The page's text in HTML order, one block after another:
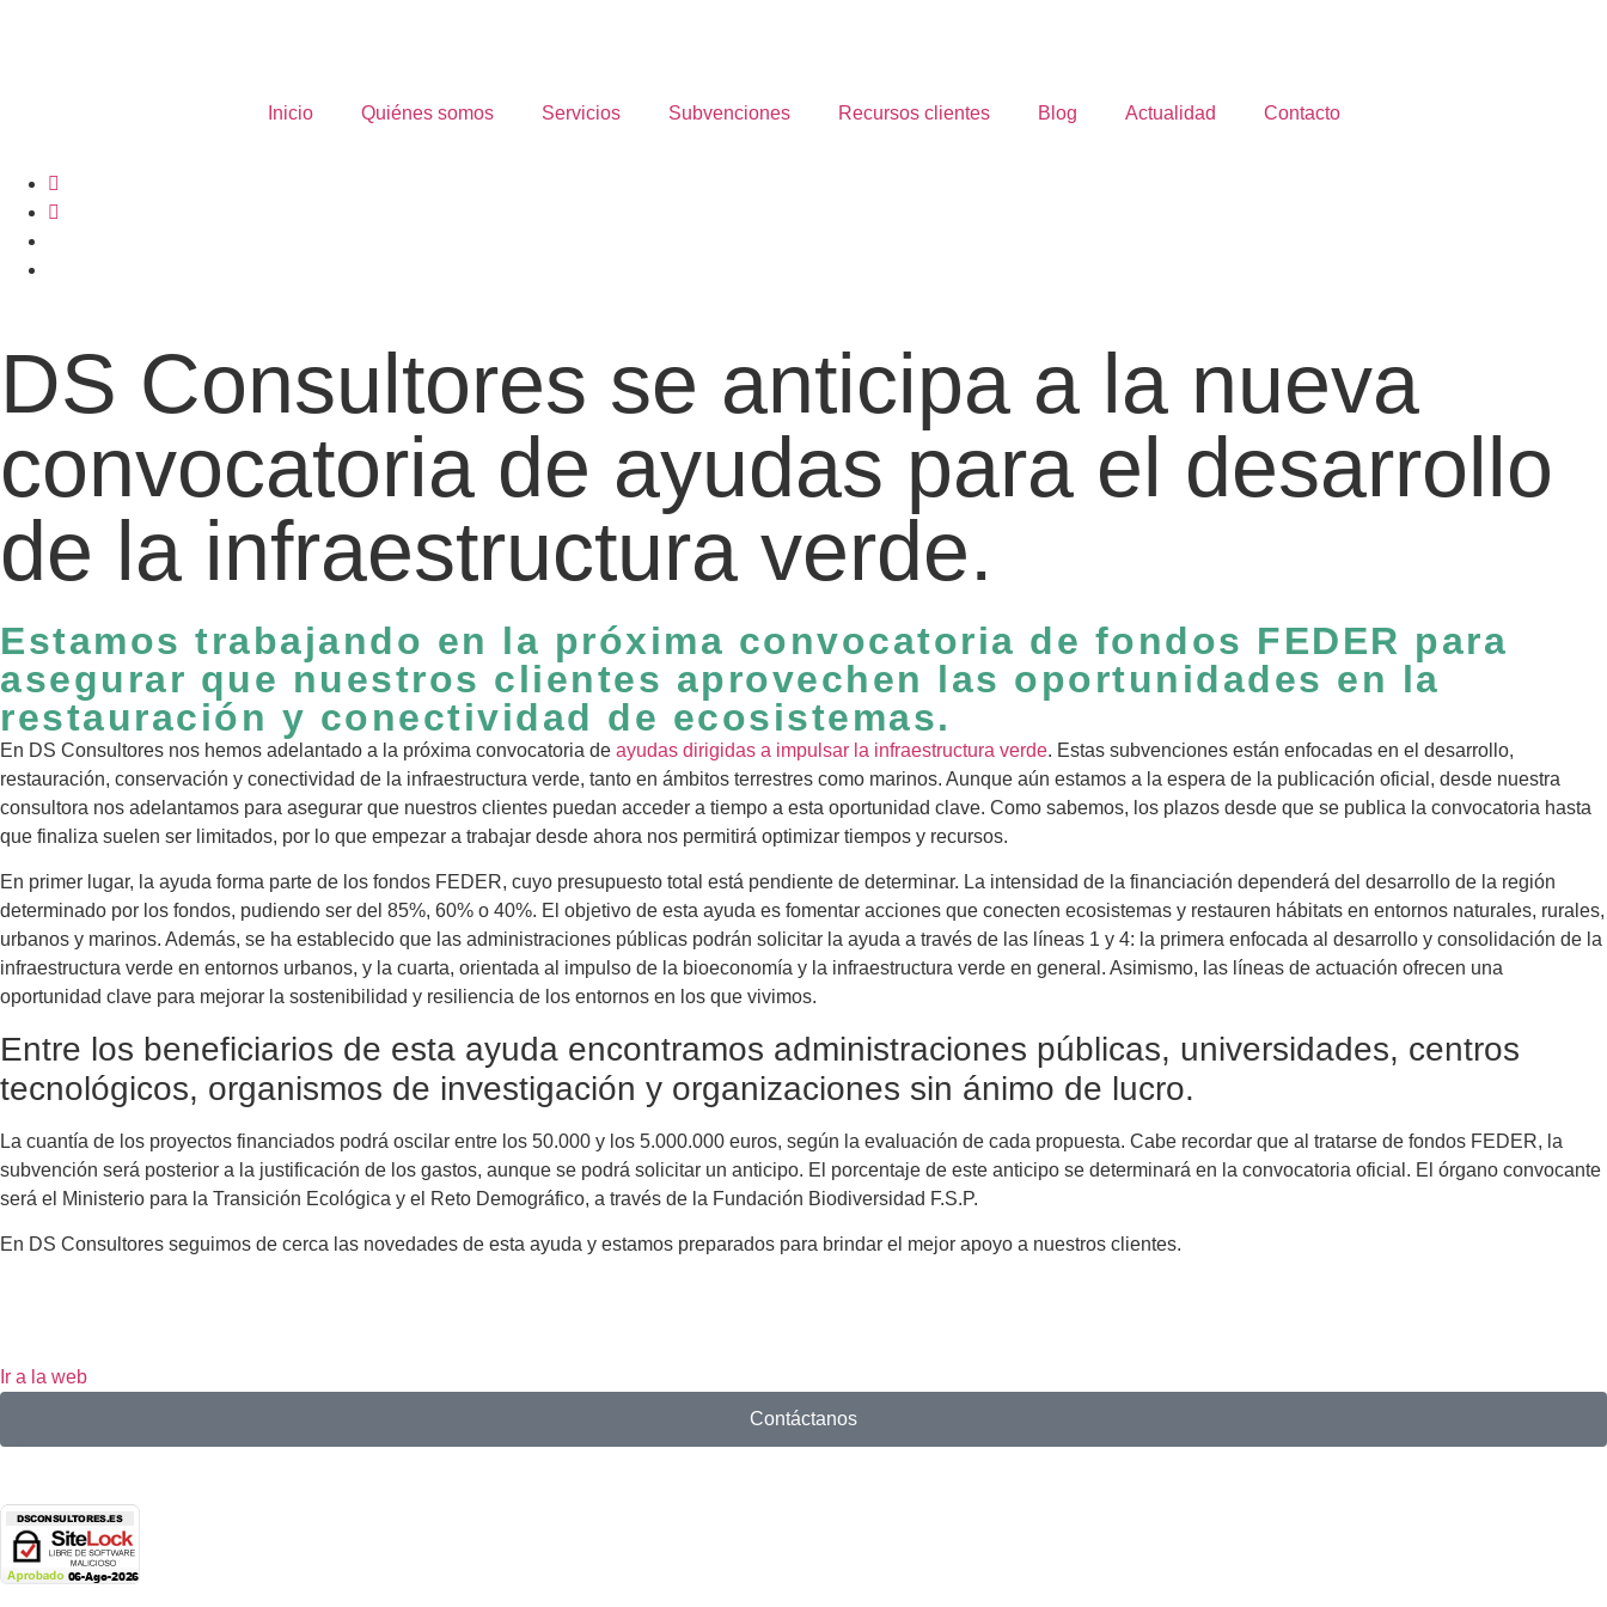
Inicio Quiénes somos Servicios Subvenciones Recursos clientes Blog Actualidad Contacto
DS Consultores se anticipa a la nueva
convocatoria de ayudas para el desarrollo
de la infraestructura verde.
Estamos trabajando en la próxima convocatoria de fondos FEDER para
asegurar que nuestros clientes aprovechen las oportunidades en la
restauración y conectividad de ecosistemas.
En DS Consultores nos hemos adelantado a la próxima convocatoria de ayudas dirigidas a impulsar la infraestructura verde. Estas subvenciones están enfocadas en el desarrollo,
restauración, conservación y conectividad de la infraestructura verde, tanto en ámbitos terrestres como marinos. Aunque aún estamos a la espera de la publicación oficial, desde nuestra
consultora nos adelantamos para asegurar que nuestros clientes puedan acceder a tiempo a esta oportunidad clave. Como sabemos, los plazos desde que se publica la convocatoria hasta
que finaliza suelen ser limitados, por lo que empezar a trabajar desde ahora nos permitirá optimizar tiempos y recursos.
En primer lugar, la ayuda forma parte de los fondos FEDER, cuyo presupuesto total está pendiente de determinar. La intensidad de la financiación dependerá del desarrollo de la región
determinado por los fondos, pudiendo ser del 85%, 60% o 40%. El objetivo de esta ayuda es fomentar acciones que conecten ecosistemas y restauren hábitats en entornos naturales, rurales,
urbanos y marinos. Además, se ha establecido que las administraciones públicas podrán solicitar la ayuda a través de las líneas 1 y 4: la primera enfocada al desarrollo y consolidación de la
infraestructura verde en entornos urbanos, y la cuarta, orientada al impulso de la bioeconomía y la infraestructura verde en general. Asimismo, las líneas de actuación ofrecen una
oportunidad clave para mejorar la sostenibilidad y resiliencia de los entornos en los que vivimos.
Entre los beneficiarios de esta ayuda encontramos administraciones públicas, universidades, centros
tecnológicos, organismos de investigación y organizaciones sin ánimo de lucro.
La cuantía de los proyectos financiados podrá oscilar entre los 50.000 y los 5.000.000 euros, según la evaluación de cada propuesta. Cabe recordar que al tratarse de fondos FEDER, la
subvención será posterior a la justificación de los gastos, aunque se podrá solicitar un anticipo. El porcentaje de este anticipo se determinará en la convocatoria oficial. El órgano convocante
será el Ministerio para la Transición Ecológica y el Reto Demográfico, a través de la Fundación Biodiversidad F.S.P.
En DS Consultores seguimos de cerca las novedades de esta ayuda y estamos preparados para brindar el mejor apoyo a nuestros clientes.
Ir a la web
Contáctanos